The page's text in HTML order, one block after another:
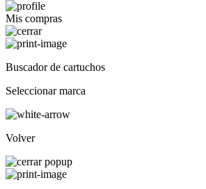
Mis compras
Buscador de cartuchos
Seleccionar marca
Volver